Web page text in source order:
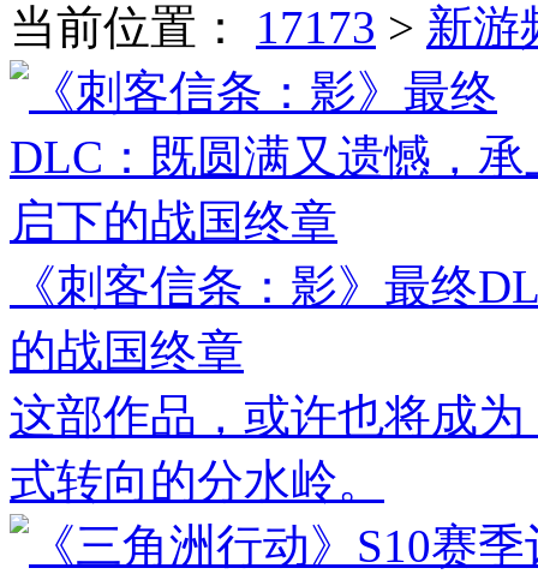
当前位置： 17173 > 新游
《刺客信条：影》最终
的战国终章
这部作品，或许也将成
式转向的分水岭。